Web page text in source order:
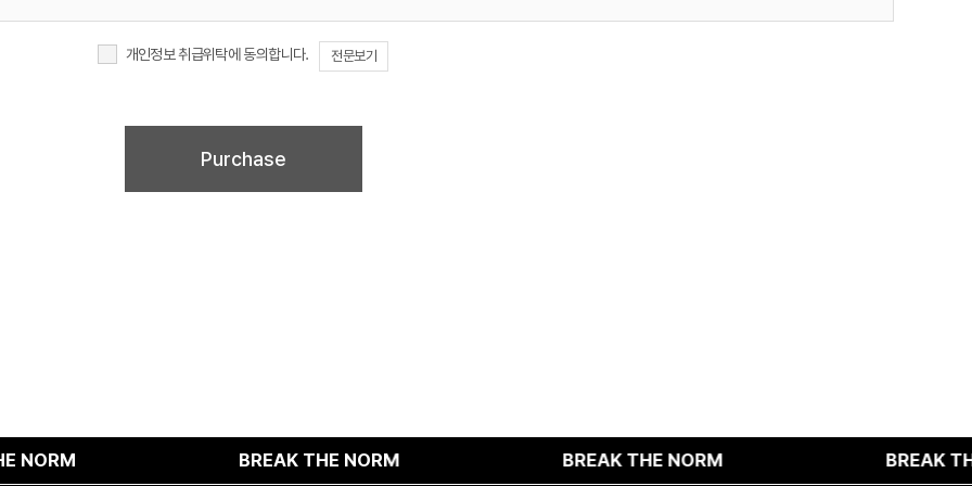
개인정보 취급위탁에 동의합니다. 전문보기
BREAK THE NORM BREAK THE NORM BREAK THE